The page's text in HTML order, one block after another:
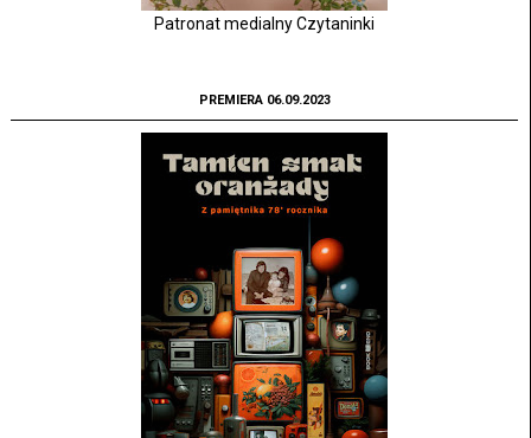
Patronat medialny Czytaninki
PREMIERA 06.09.2023